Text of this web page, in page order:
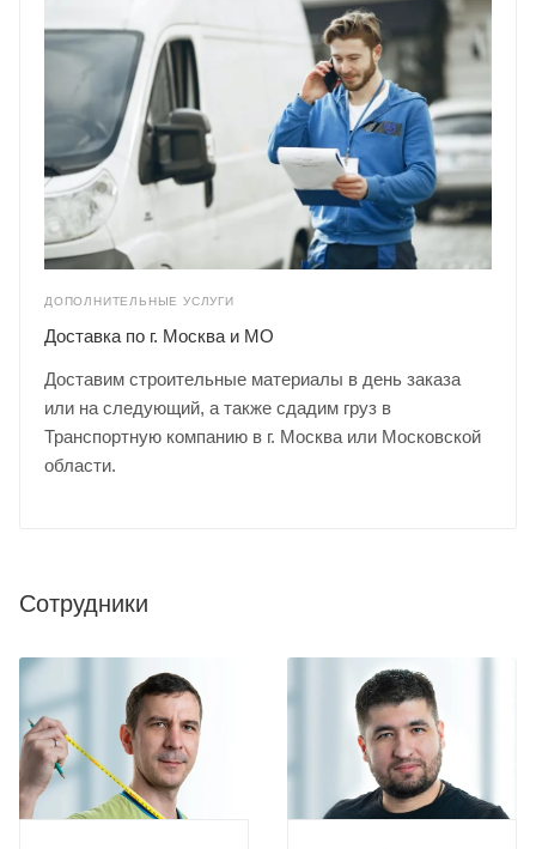
ДОПОЛНИТЕЛЬНЫЕ УСЛУГИ
Доставка по г. Москва и МО
Доставим строительные материалы в день заказа
или на следующий, а также сдадим груз в
Транспортную компанию в г. Москва или Московской
области.
Сотрудники